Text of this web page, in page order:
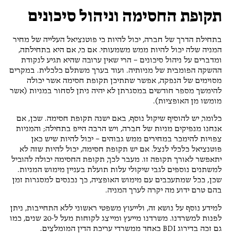
תקופת החסימה וניהול סיכונים
בתחילת הדרך של חברה, יכול להיות כי פוטנציאל העלייה של מחיר
המניה שלה יכול להיות ממש משמעותי. אם כי, אם היא בתחילתה,
ומדברים על ניהול סיכונים – הרי שאין ערובה שהיא תגיע לנקודת
ההשקה הפומבית של מניותיה. ועוד בערך משתלם כלכלית. במקרים
מסוימים של הנפקה, אפשר שתתיכן תקופת חסימה אשר יכולה
להימשך מספר חודשים במסגרתן לא יהיה ניתן לסחור במניות (אשר
מומשו מן האופציות).
כלומר, יש להוסיף שיקול נוסף, באם ישנה תקופת חסימה. שכן, אם
אנחנו מנפיקים מניות של חברה, ויש הרבה הייפ בתחילה; והמניות
צפויות להימכר במחירים ממש גבוהים – יכול להיות שיש כאן
פוטנציאל כלכלי לנצל. אם יש תקופת חסימה, יכול להיות שזה לא
יתאפשר לאורך תקופה זו. מעבר לכך, תקופת החסימה יכולה להוביל
למשתנים נוספים לגבי שיקולי עלות תועלת בעניין מימוש המניות.
שכן, ככל שמתעכבים עם מימוש האופציה, כך נכנסים למסגרות זמן
בהם טרם ידוע מה יקרה לערך המניה.
למידע נוסף על נושא זה, ולייעוץ משפטי ראשוני ללא התחייבות, ניתן
לפנות למשרדנו. משרדנו מייעץ ומייצג לקוחות מעל ל-20 שנים, כמו
גם זכה בדירוג BDI כאחד ממשרדי עריכת הדין המומלצים.